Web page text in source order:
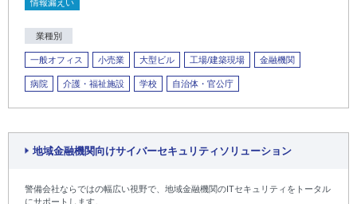
情報漏えい
業種別
一般オフィス 小売業 大型ビル 工場/建築現場 金融機関
病院 介護・福祉施設 学校 自治体・官公庁
地域金融機関向けサイバーセキュリティソリューション
警備会社ならではの幅広い視野で、地域金融機関のITセキュリティをトータル
にサポートします。